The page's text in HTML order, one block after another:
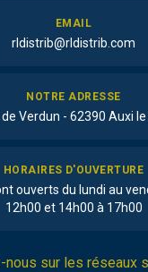
EMAIL
rldistrib@rldistrib.com
NOTRE ADRESSE
Verdun - 62390 Auxi
HORAIRES D'OUVERTURE
ouverts du lundi au
12h00 et 14h00 à 17h00
nous sur les réseaux